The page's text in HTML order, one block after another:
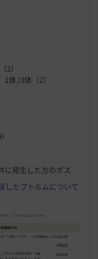
）
体 /3体（2）
発生した方のボス
したプトルムについて